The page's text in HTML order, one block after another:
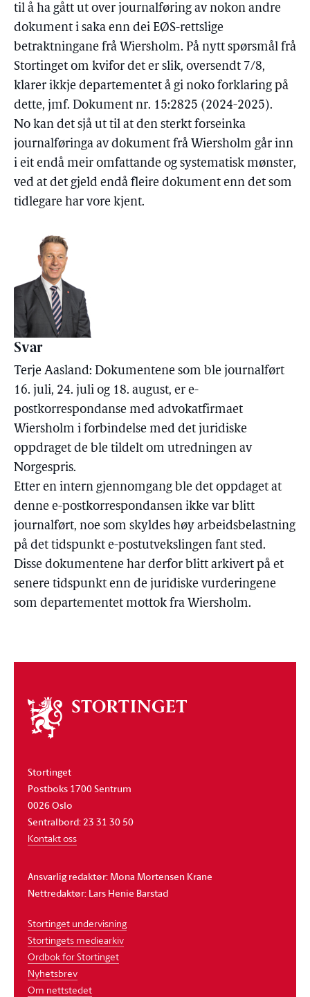
til å ha gått ut over journalføring av nokon andre
dokument i saka enn dei EØS-rettslige
betraktningane frå Wiersholm. På nytt spørsmål frå
Stortinget om kvifor det er slik, oversendt 7/8,
klarer ikkje departementet å gi noko forklaring på
dette, jmf. Dokument nr. 15:2825 (2024-2025).
No kan det sjå ut til at den sterkt forseinka
journalføringa av dokument frå Wiersholm går inn
i eit endå meir omfattande og systematisk mønster,
ved at det gjeld endå fleire dokument enn det som
tidlegare har vore kjent.
Svar
Terje Aasland: Dokumentene som ble journalført
16. juli, 24. juli og 18. august, er e-
postkorrespondanse med advokatfirmaet
Wiersholm i forbindelse med det juridiske
oppdraget de ble tildelt om utredningen av
Norgespris.
Etter en intern gjennomgang ble det oppdaget at
denne e-postkorrespondansen ikke var blitt
journalført, noe som skyldes høy arbeidsbelastning
på det tidspunkt e-postutvekslingen fant sted.
Disse dokumentene har derfor blitt arkivert på et
senere tidspunkt enn de juridiske vurderingene
som departementet mottok fra Wiersholm.
Om
stortinget
Stortinget
Postboks 1700 Sentrum
0026 Oslo
Sentralbord: 23 31 30 50
Kontakt oss
Ansvarlig redaktør: Mona Mortensen Krane
Nettredaktør: Lars Henie Barstad
Stortinget undervisning
Stortingets mediearkiv
Ordbok for Stortinget
Nyhetsbrev
Om nettstedet